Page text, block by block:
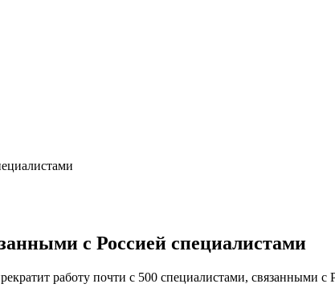
с Россией специалистами
работу почти с 500 специалистами, связанными с